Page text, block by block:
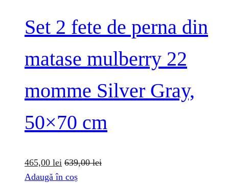
Set 2 fete de perna din
matase mulberry 22
momme Silver Gray,
50×70 cm
465,00 lei 639,00lei
Adaugă în coș